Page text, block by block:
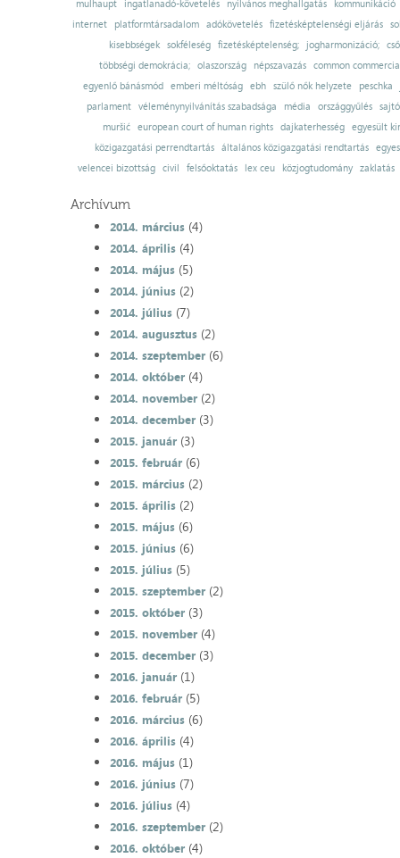
mulhaupt ingatlanadó-követelés nyilvános meghallgatás
kommunikáció
internet
platformtársadalom adókövetelés fizetésképtelenségi eljárás
kisebbségek sokféleség fizetésképtelenség; jogharmonizáció;
többségi demokrácia; olaszország népszavazás common
egyenlő bánásmód emberi méltóság ebh szülő nők helyzete
peschka
parlament
véleménynyilvánítás szabadsága média országgyűlés
muršić
european court of human rights dajkaterhesség
egyesült
közigazgatási perrendtartás
általános közigazgatási rendtartás
velencei bizottság
civil felsőoktatás lex ceu közjogtudomány zaklatás
Archívum
2014. március(4)
2014. április(4)
2014. május(5)
2014. június(2)
2014. július(7)
2014. augusztus(2)
2014. szeptember(6)
2014. október(4)
2014. november(2)
2014. december(3)
2015. január(3)
2015. február(6)
2015. március(2)
2015. április(2)
2015. május(6)
2015. június(6)
2015. július(5)
2015. szeptember(2)
2015. október(3)
2015. november(4)
2015. december(3)
2016. január(1)
2016. február(5)
2016. március(6)
2016. április(4)
2016. május(1)
2016. június(7)
2016. július(4)
2016. szeptember(2)
2016. október(4)